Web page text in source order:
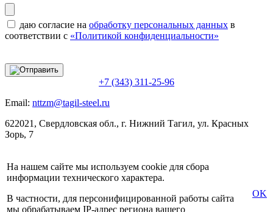
даю согласие на обработку персональных данных в
соответствии с «Политикой конфиденциальности»
+7 (343) 311-25-96
Email: nttzm@tagil-steel.ru
622021, Свердловская обл., г. Нижний Тагил, ул. Красных
Зорь, 7
На нашем сайте мы используем cookie для сбора
информации технического характера.
В частности, для персонифицированной работы сайта
мы обрабатываем IP-адрес региона вашего
OK